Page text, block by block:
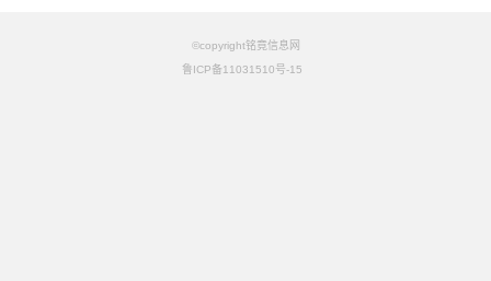
©copyright铭竟信息网
鲁ICP备11031510号-15